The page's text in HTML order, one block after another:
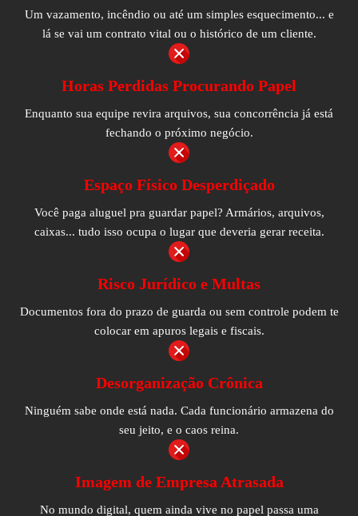
Um vazamento, incêndio ou até um simples esquecimento... e
lá se vai um contrato vital ou o histórico de um cliente.
Horas Perdidas Procurando Papel
Enquanto sua equipe revira arquivos, sua concorrência já está
fechando o próximo negócio.
Espaço Físico Desperdiçado
Você paga aluguel pra guardar papel? Armários, arquivos,
caixas... tudo isso ocupa o lugar que deveria gerar receita.
Risco Jurídico e Multas
Documentos fora do prazo de guarda ou sem controle podem te
colocar em apuros legais e fiscais.
Desorganização Crônica
Ninguém sabe onde está nada. Cada funcionário armazena do
seu jeito, e o caos reina.
Imagem de Empresa Atrasada
No mundo digital, quem ainda vive no papel passa uma